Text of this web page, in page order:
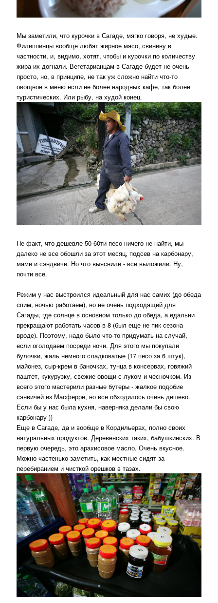
Мы заметили, что курочки в Сагаде, мягко говоря, не худые.
Филиппинцы вообще любят жирное мясо, свинину в
частности, и, видимо, хотят, чтобы и курочки по количеству
жира их догнали. Вегетарианцам в Сагаде будет не очень
просто, но, в принципе, не так уж сложно найти что-то
овощное в меню если не более народных кафе, так более
туристических. Или рыбу, на худой конец.
Не факт, что дешевле 50-60ти песо ничего не найти, мы
далеко не все обошли за этот месяц, подсев на карбонару,
мами и сэндвичи. Но что выяснили - все выложили. Ну,
почти все.
Режим у нас выстроился идеальный для нас самих (до обеда
спим, ночью работаем), но не очень подходящий для
Сагады, где солнце в основном только до обеда, а едальни
прекращают работать часов в 8 (был еще не пик сезона
вроде). Поэтому, надо было что-то придумать на случай,
если оголодаем посреди ночи. Для этого мы покупали
булочки, жаль немного сладковатые (17 песо за 6 штук),
майонез, сыр-крем в баночках, тунца в консервах, говяжий
паштет, кукурузку, свежие овощи с луком и чесночком. Из
всего этого мастерили разные бутеры - жалкое подобие
сэнвичей из Масферре, но все обходилось очень дешево.
Если бы у нас была кухня, наверняка делали бы свою
карбонару ))
Еще в Сагаде, да и вообще в Кордильерах, полно своих
натуральных продуктов. Деревенских таких, бабушкинских. В
первую очередь, это арахисовое масло. Очень вкусное.
Можно частенько заметить, как местные сидят за
перебиранием и чисткой орешков в тазах.